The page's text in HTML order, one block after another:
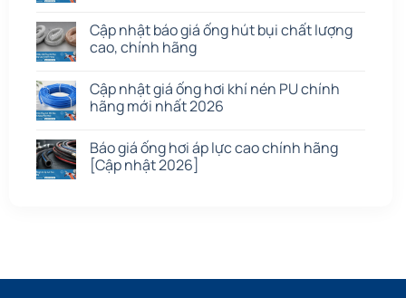
Cập nhật báo giá ống hút bụi chất lượng
cao, chính hãng
Cập nhật giá ống hơi khí nén PU chính
hãng mới nhất 2026
Báo giá ống hơi áp lực cao chính hãng
[Cập nhật 2026]